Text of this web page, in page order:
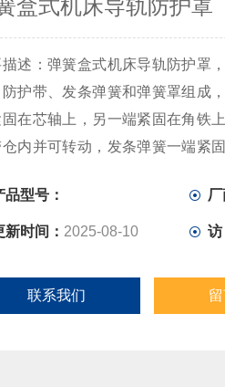
盒式机床导轨防护罩
述：弹簧盒式机床导轨防护罩
护带、发条弹簧和弹簧罩组成
在芯轴上，另一端紧固在角铁
内并可转动，发条弹簧一端紧
具有结构简单、安装和使用方便
别适合于无心磨床导轨的防护。
品型号： 厂
新时间： 2025-08-10
联系我们